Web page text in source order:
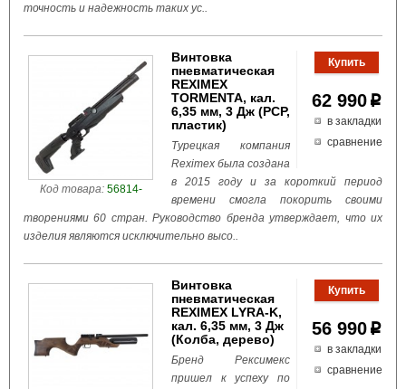
точность и надежность таких ус..
62 990 p
в закладки
сравнение
Код товара:56814-
Винтовка
пневматическая
REXIMEX
TORMENTA, кал.
6,35 мм, 3 Дж (РСР,
пластик)
Турецкая компания
Reximex была создана
в 2015 году и за короткий период
времени смогла покорить своими
творениями 60 стран. Руководство бренда утверждает, что их
изделия являются исключительно высо..
56 990 p
в закладки
сравнение
Винтовка
пневматическая
REXIMEX LYRA-K,
кал. 6,35 мм, 3 Дж
(Колба, дерево)
Бренд Рексимекс
пришел к успеху по